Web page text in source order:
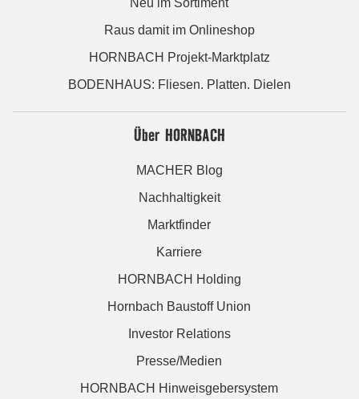
Neu im Sortiment
Raus damit im Onlineshop
HORNBACH Projekt-Marktplatz
BODENHAUS: Fliesen. Platten. Dielen
Über HORNBACH
MACHER Blog
Nachhaltigkeit
Marktfinder
Karriere
HORNBACH Holding
Hornbach Baustoff Union
Investor Relations
Presse/Medien
HORNBACH Hinweisgebersystem